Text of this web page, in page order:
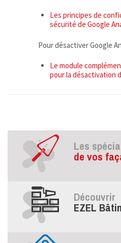
Les principes de
sécurité de Google
Pour désactiver Google
Le module
pour la désactivation
Les
de vos
Découvrir
EZEL